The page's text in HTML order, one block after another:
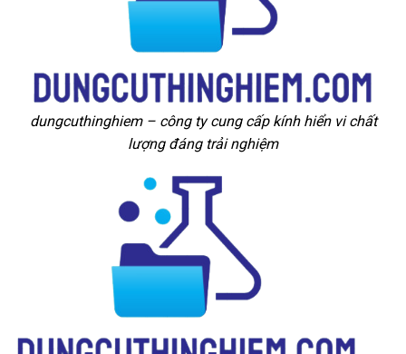
dungcuthinghiem – công ty cung cấp kính hiển vi chất
lượng đáng trải nghiệm